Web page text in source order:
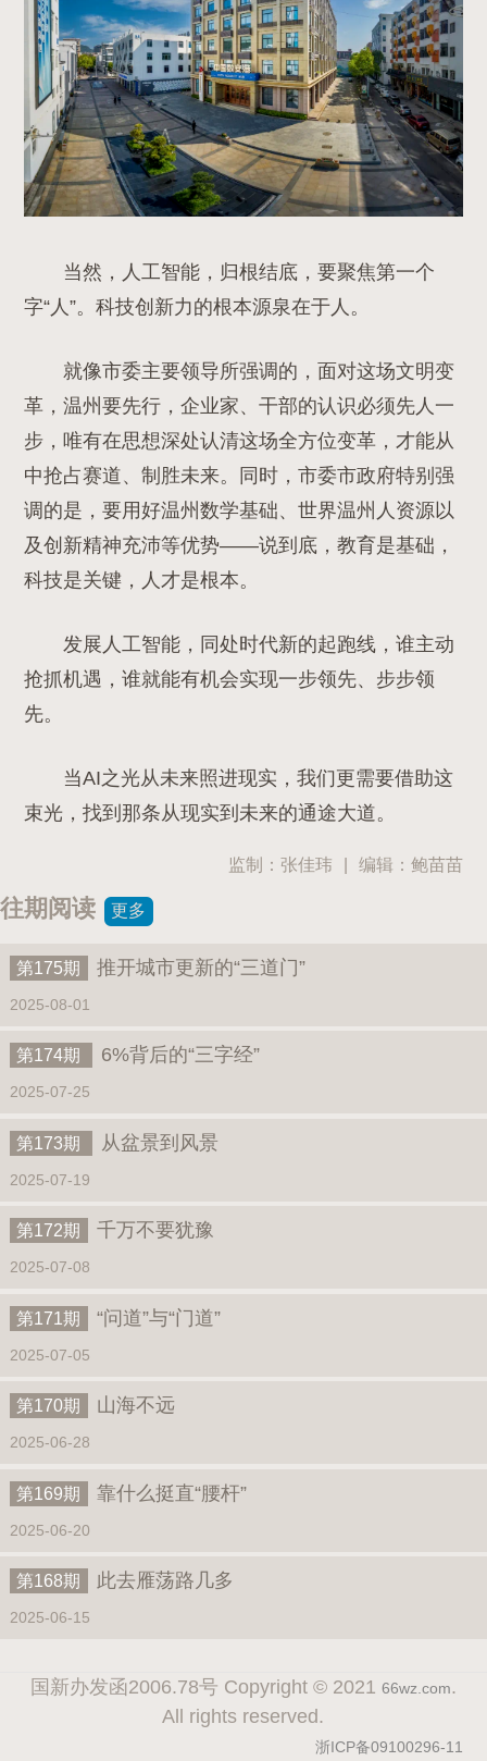
当然，人工智能，归根结底，要聚焦第一个
字“人”。科技创新力的根本源泉在于人。
就像市委主要领导所强调的， 面对这场文明变
革，温州要先行，企业家、干部的认识必须先人一
步，唯有在思想深处认清这场全方位变革，才能从
中抢占赛道、制胜未来。同时，市委市政府特别强
调的是，要用好温州数学基础、世界温州人资源以
及创新精神充沛等优势——说到底，教育是基础，
科技是关键，人才是根本。
发展人工智能，同处时代新的起跑线，谁主动
抢抓机遇，谁就能有机会实现一步领先、步步领
先。
当AI之光从未来照进现实，我们更需要借助这
束光，找到那条从现实到未来的通途大道。
监制：张佳玮 编辑：鲍苗苗
往期阅读 更多
第175期 推开城市更新的“三道门”
2025-08-01
第174期 6%背后的“三字经”
2025-07-25
第173期 从盆景到风景
2025-07-19
第172期 千万不要犹豫
2025-07-08
第171期 “问道”与“门道”
2025-07-05
第170期 山海不远
2025-06-28
第169期 靠什么挺直“腰杆”
2025-06-20
第168期 此去雁荡路几多
2025-06-15
国新办发函2006.78号 Copyright © 2021 66wz.com.
All rights reserved.
浙ICP备09100296-11